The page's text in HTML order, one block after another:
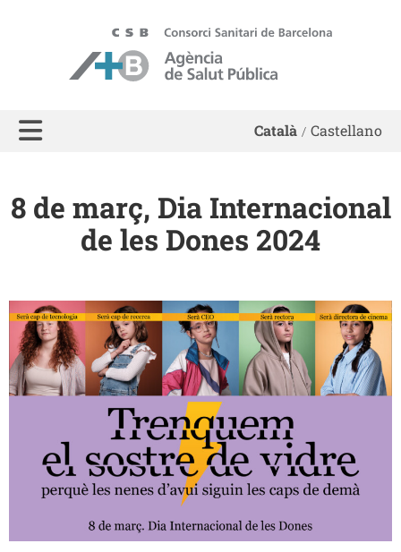
ASPB - Agència de Salut Pública de Barcelona
Català Castellano
8 de març, Dia Internacional
de les Dones 2024